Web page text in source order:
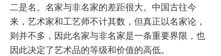
二是名。名家与非名家的差距很大。中国古往今
来，艺术家和工艺师不计其数，但真正以名家论，
则并不多，因此名家与非名家是一条重要界限，也
因此决定了艺术品的等级和价值的高低。